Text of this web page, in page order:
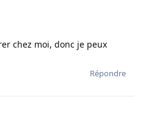
chez moi, donc je peux
Répondre